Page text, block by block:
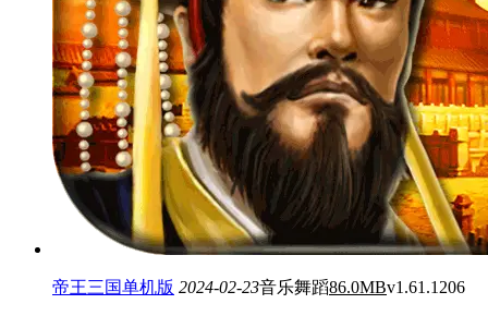
帝王三国单机版 2024-02-23音乐舞蹈86.0MBv1.61.1206